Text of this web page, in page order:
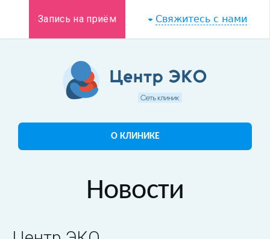
Свяжитесь с нами
Запись на приём
О КЛИНИКЕ
Новости